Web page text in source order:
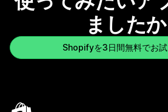
ました
Shopifyを3日間無料でお